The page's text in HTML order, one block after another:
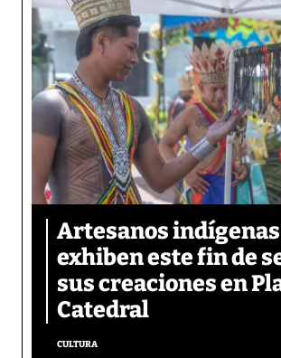
Artesanos indígenas
exhiben este fin de
sus creaciones en
Catedral
CULTURA